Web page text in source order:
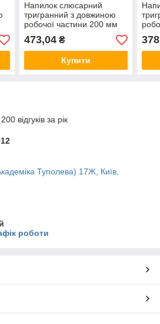
Напилок слюсарний
тригранний з довжиною
робочої частини 200 мм
STANLEY 0-22-460
473,04₴
Купити
відгуків за рік
Туполева) 17Ж, Київ,
роботи